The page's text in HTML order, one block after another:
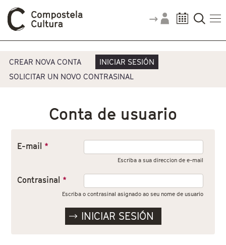
Pestanas principais
CREAR NOVA CONTA
INICIAR SESIÓN
SOLICITAR UN NOVO CONTRASINAL
Conta de usuario
E-mail *
Escriba a sua direccion de e-mail
Contrasinal *
Escriba o contrasinal asignado ao seu nome de usuario